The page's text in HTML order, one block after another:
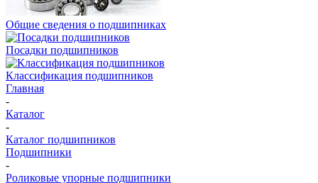
Общие сведения о подшипниках
Посадки подшипников
Классификация подшипников
Главная
-
Каталог
-
Каталог подшипников
Подшипники
-
Роликовые упорные подшипники